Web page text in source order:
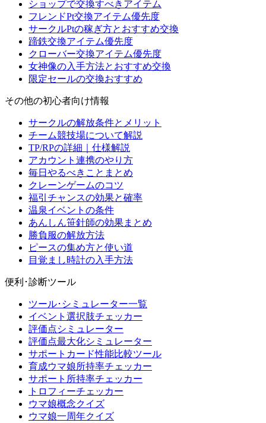
ショップで交換すべきアイテム
フレンドPt交換アイテム優先度
サークルPtの稼ぎ方とおすすめ交換
蹄鉄交換アイテム優先度
クローバー交換アイテム優先度
女神像の入手方法とおすすめ交換
限定セールの交換おすすめ
その他の初心者向け情報
サークルの解放条件とメリット
チーム競技場について解説
TP/RPの詳細｜仕様解説
アカウント連携のやり方
毎日やるべきことまとめ
クレーンゲームのコツ
福引チャンスの効果と確率
温泉イベントの条件
あんしん笹針師の効果まとめ
勝負服の解放方法
ピースの集め方と使い道
目覚まし時計の入手方法
便利･診断ツール
ツール･シミュレーター一覧
イベント選択肢チェッカー
評価点シミュレーター
評価点最大化シミュレーター
サポートカード性能比較ツール
育成ウマ娘所持率チェッカー
サポート所持率チェッカー
トロフィーチェッカー
ウマ娘概念クイズ
ウマ娘一周年クイズ